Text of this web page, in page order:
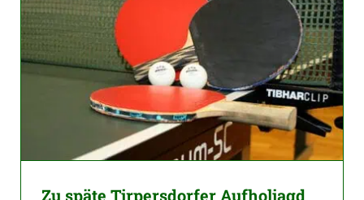
Zu späte Tirpersdorfer Aufholjagd